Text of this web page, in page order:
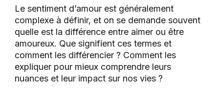
Le sentiment d’amour est généralement
complexe à définir, et on se demande souvent
quelle est la différence entre aimer ou être
amoureux. Que signifient ces termes et
comment les différencier ? Comment les
expliquer pour mieux comprendre leurs
nuances et leur impact sur nos vies ?